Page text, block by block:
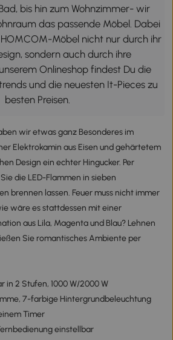
bis hin zum Wohnzimmer- wir
das passende Möbel. Dabei
Möbel nicht nur durch ihr
sondern auch durch ihre
Onlineshop findest Du die
und die neuesten It-Pieces zu
besten Preisen.
wir etwas ganz Besonderes im
Elektrokamin aus Eisen und gehärtetem
Design ein echter Hingucker. Per
die LED-Flammen in sieben
brennen lassen. Feuer muss nicht immer
wäre es stattdessen mit einer
aus Lila, Magenta und Blau? Lehnen
Sie romantisches Ambiente per
in 2 Stufen, 1000 W/2000 W
7-farbige Hintergrundbeleuchtung
Timer
einstellbar